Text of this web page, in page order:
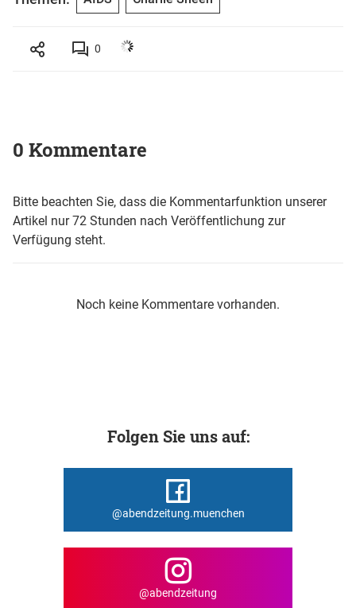
0
0 Kommentare
Bitte beachten Sie, dass die Kommentarfunktion unserer
Artikel nur 72 Stunden nach Veröffentlichung zur
Verfügung steht.
Noch keine Kommentare vorhanden.
Folgen Sie uns auf:
@abendzeitung.muenchen
@abendzeitung